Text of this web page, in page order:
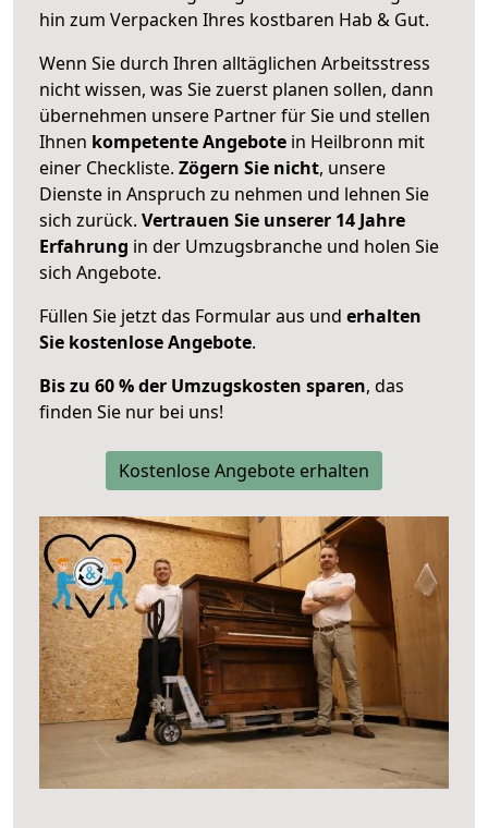
hin zum Verpacken Ihres kostbaren Hab & Gut.
Wenn Sie durch Ihren alltäglichen Arbeitsstress
nicht wissen, was Sie zuerst planen sollen, dann
übernehmen unsere Partner für Sie und stellen
Ihnen kompetente Angebote in Heilbronn mit
einer Checkliste. Zögern Sie nicht, unsere
Dienste in Anspruch zu nehmen und lehnen Sie
sich zurück. Vertrauen Sie unserer 14 Jahre
Erfahrung in der Umzugsbranche und holen Sie
sich Angebote.
Füllen Sie jetzt das Formular aus und erhalten
Sie kostenlose Angebote.
Bis zu 60 % der Umzugskosten sparen, das
finden Sie nur bei uns!
Kostenlose Angebote erhalten